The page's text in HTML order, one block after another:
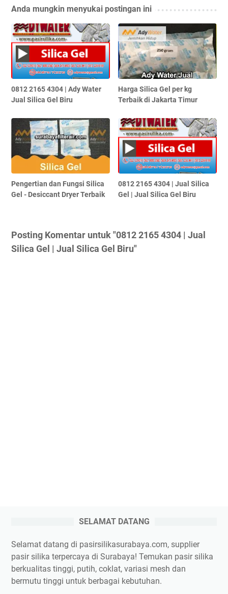
Anda mungkin menyukai postingan ini
0812 2165 4304 | Ady Water
Jual Silica Gel Biru
Harga Silica Gel per kg
Terbaik di Jakarta Timur
Pengertian dan Fungsi Silica
Gel - Desiccant Dryer Terbaik
0812 2165 4304 | Jual Silica
Gel | Jual Silica Gel Biru
Posting Komentar untuk "0812 2165 4304 | Jual
Silica Gel | Jual Silica Gel Biru"
SELAMAT DATANG
Selamat datang di pasirsilikasurabaya.com, supplier
pasir silika terpercaya di Surabaya! Temukan pasir silika
berkualitas tinggi, putih, coklat, variasi mesh dan
bermutu tinggi untuk berbagai kebutuhan.